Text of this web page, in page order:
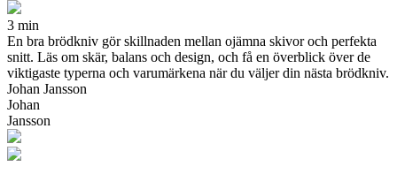
3 min
En bra brödkniv gör skillnaden mellan ojämna skivor och perfekta
snitt. Läs om skär, balans och design, och få en överblick över de
viktigaste typerna och varumärkena när du väljer din nästa brödkniv.
Johan Jansson
Johan
Jansson